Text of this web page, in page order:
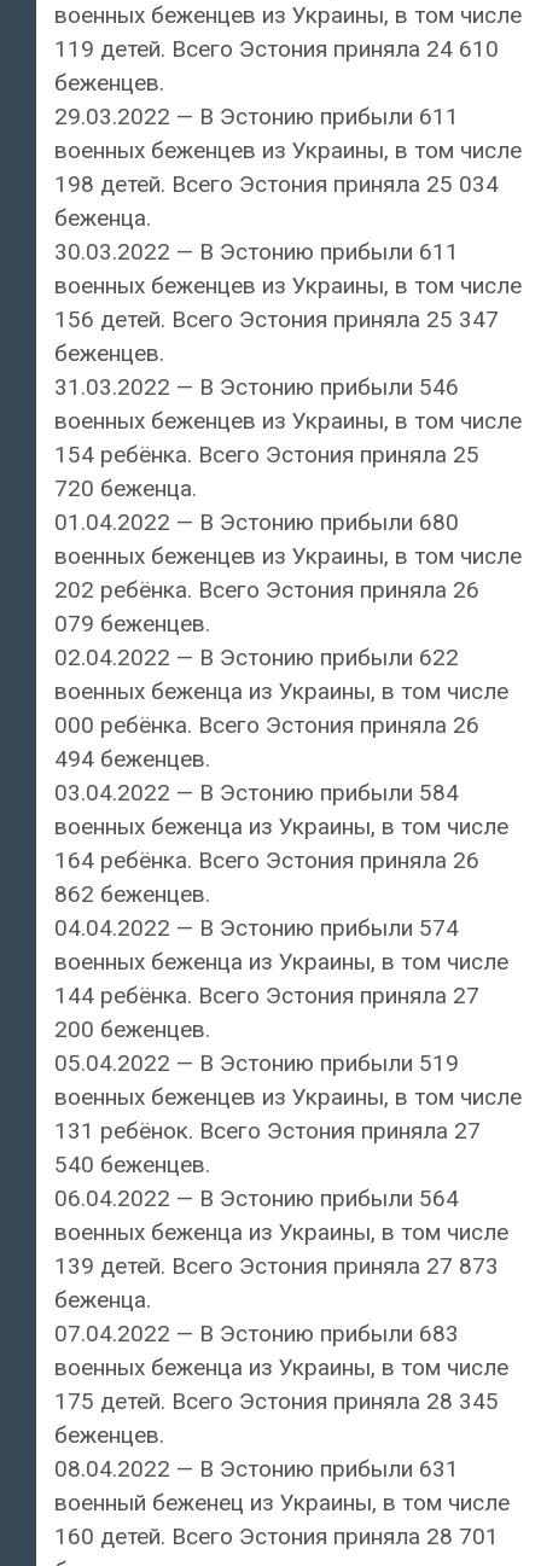
военных беженцев из Украины, в том числе
119 детей. Всего Эстония приняла 24 610
беженцев.
29.03.2022 — В Эстонию прибыли 611
военных беженцев из Украины, в том числе
198 детей. Всего Эстония приняла 25 034
беженца.
30.03.2022 — В Эстонию прибыли 611
военных беженцев из Украины, в том числе
156 детей. Всего Эстония приняла 25 347
беженцев.
31.03.2022 — В Эстонию прибыли 546
военных беженцев из Украины, в том числе
154 ребёнка. Всего Эстония приняла 25
720 беженца.
01.04.2022 — В Эстонию прибыли 680
военных беженцев из Украины, в том числе
202 ребёнка. Всего Эстония приняла 26
079 беженцев.
02.04.2022 — В Эстонию прибыли 622
военных беженца из Украины, в том числе
000 ребёнка. Всего Эстония приняла 26
494 беженцев.
03.04.2022 — В Эстонию прибыли 584
военных беженца из Украины, в том числе
164 ребёнка. Всего Эстония приняла 26
862 беженцев.
04.04.2022 — В Эстонию прибыли 574
военных беженца из Украины, в том числе
144 ребёнка. Всего Эстония приняла 27
200 беженцев.
05.04.2022 — В Эстонию прибыли 519
военных беженцев из Украины, в том числе
131 ребёнок. Всего Эстония приняла 27
540 беженцев.
06.04.2022 — В Эстонию прибыли 564
военных беженца из Украины, в том числе
139 детей. Всего Эстония приняла 27 873
беженца.
07.04.2022 — В Эстонию прибыли 683
военных беженца из Украины, в том числе
175 детей. Всего Эстония приняла 28 345
беженцев.
08.04.2022 — В Эстонию прибыли 631
военный беженец из Украины, в том числе
160 детей. Всего Эстония приняла 28 701